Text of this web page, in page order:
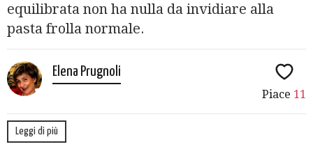
equilibrata non ha nulla da invidiare alla
pasta frolla normale.
Elena Prugnoli
Piace 11
Leggi di più